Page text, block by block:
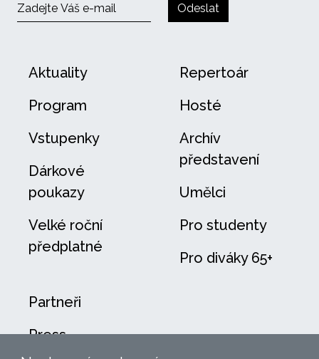
Odeslat
Aktuality
Program
Vstupenky
Dárkové
poukazy
Velké roční
předplatné
Repertoár
Hosté
Archív
představení
Umělci
Pro studenty
Pro diváky 65+
Partneři
Press